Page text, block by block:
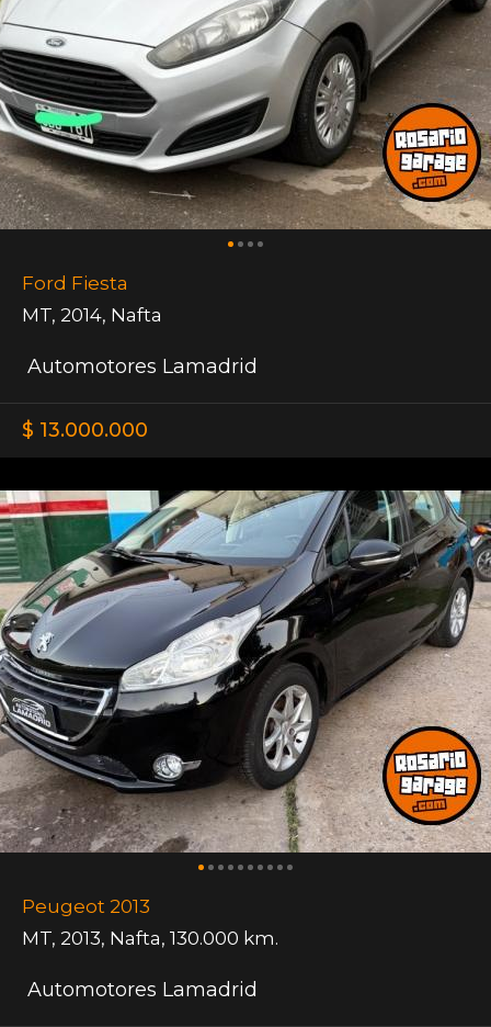
Ford Fiesta
MT, 2014, Nafta
Automotores Lamadrid
$ 13.000.000
Peugeot 2013
MT, 2013, Nafta, 130.000 km.
Automotores Lamadrid